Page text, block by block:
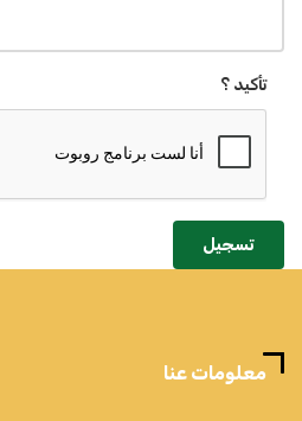
تأكيد ؟
تسجيل
معلومات عنا